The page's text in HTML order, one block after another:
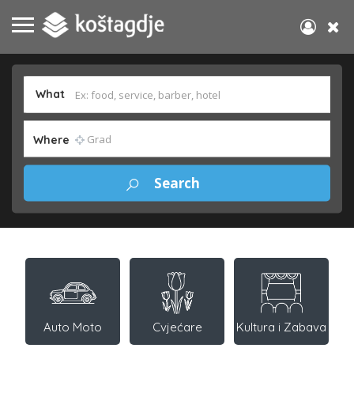
What
Where
Auto Moto Cvjećare Kultura i Zabava